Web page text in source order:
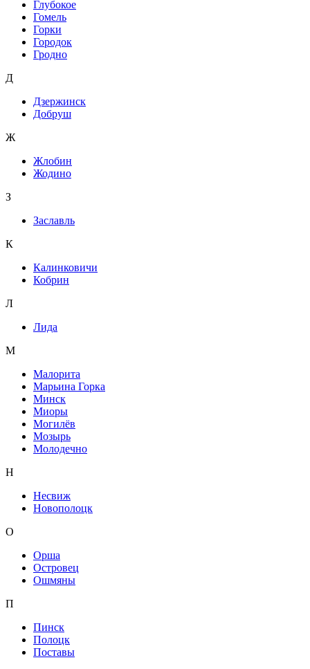
Глубокое
Гомель
Горки
Городок
Гродно
Д
Дзержинск
Добруш
Ж
Жлобин
Жодино
З
Заславль
К
Калинковичи
Кобрин
Л
Лида
М
Малорита
Марьина Горка
Минск
Миоры
Могилёв
Мозырь
Молодечно
Н
Несвиж
Новополоцк
О
Орша
Островец
Ошмяны
П
Пинск
Полоцк
Поставы